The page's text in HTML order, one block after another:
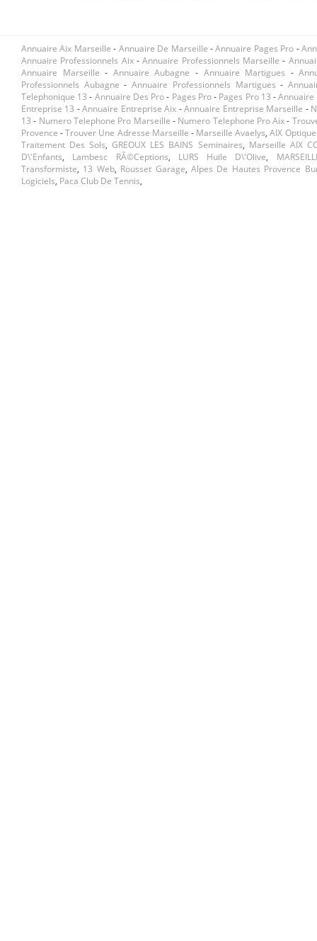
Annuaire Aix Marseille - Annuaire De Marseille -Annuaire Pages Pro -
Annuaire Professionnels Aix -Annuaire Professionnels Marseille -
Annuaire Marseille - Annuaire Aubagne - Annuaire Martigues -
Professionnels Aubagne -Annuaire Professionnels Martigues -
Telephonique 13 - Annuaire Des Pro- Pages Pro- Pages Pro 13 -Annuaire
Entreprise 13 -Annuaire Entreprise Aix -Annuaire Entreprise Marseille -
13 - Numero Telephone Pro Marseille - Numero Telephone Pro Aix-
Provence -Trouver Une Adresse Marseille - Marseille Avaelys,AIX
Traitement Des Sols,GREOUX LES BAINS Seminaires, Marseille AIX
D\'enfants, Lambesc RÃ©ceptions, LURS Huile D\'olive,
Transformiste, 13 Web, Rousset Garage,Alpes De Hautes Provence
Logiciels, Paca Club De Tennis,